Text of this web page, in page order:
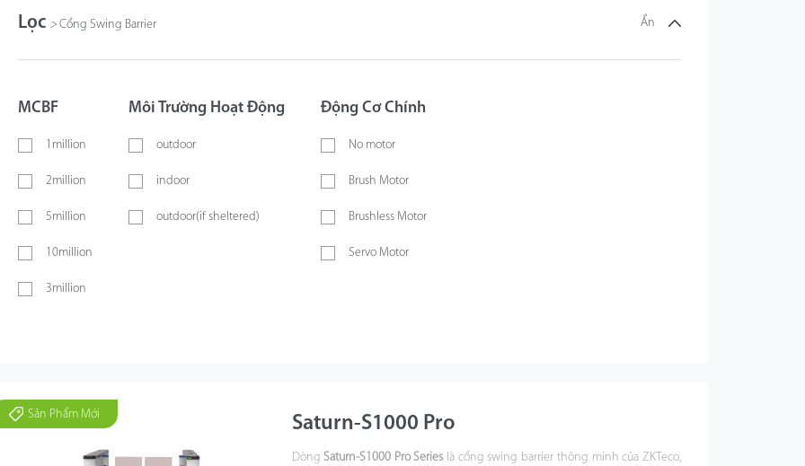
Lọc > Cổng Swing Barrier Ẩn
MCBF
1million
2million
5million
10million
3million
Môi Trường Hoạt Động
outdoor
indoor
outdoor(if sheltered)
Động Cơ Chính
No motor
Brush Motor
Brushless Motor
Servo Motor
Sản Phẩm Mới Saturn-S1000 Pro
Dòng Saturn-S1000 Pro Series là cổng swing barrier thông minh của ZKTeco,